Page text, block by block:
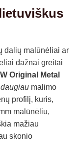
dalių malūnėliai ar
dažnai greitai
Original Metal
malimo
profilį, kuris,
malūnėliu,
mažiau
skonio